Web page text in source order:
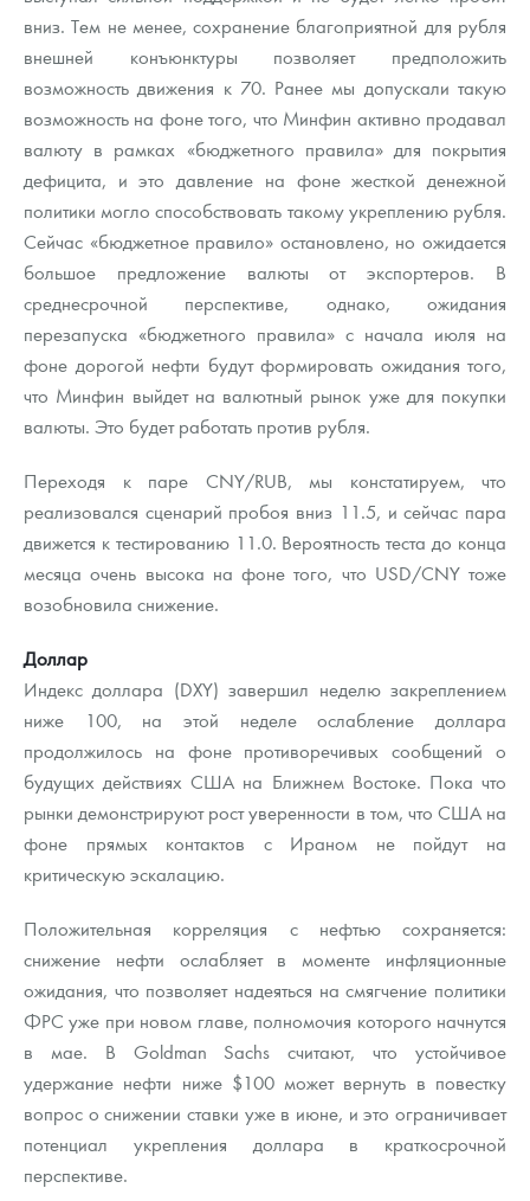
вниз. Тем не менее, сохранение благоприятной для рубля
внешней конъюнктуры позволяет предположить
возможность движения к 70. Ранее мы допускали такую
возможность на фоне того, что Минфин активно продавал
валюту в рамках «бюджетного правила» для покрытия
дефицита, и это давление на фоне жесткой денежной
политики могло способствовать такому укреплению рубля.
Сейчас «бюджетное правило» остановлено, но ожидается
большое предложение валюты от экспортеров. В
среднесрочной перспективе, однако, ожидания
перезапуска «бюджетного правила» с начала июля на
фоне дорогой нефти будут формировать ожидания того,
что Минфин выйдет на валютный рынок уже для покупки
валюты. Это будет работать против рубля.
Переходя к паре CNY/RUB, мы констатируем, что
реализовался сценарий пробоя вниз 11.5, и сейчас пара
движется к тестированию 11.0. Вероятность теста до конца
месяца очень высока на фоне того, что USD/CNY тоже
возобновила снижение.
Доллар
Индекс доллара (DXY) завершил неделю закреплением
ниже 100, на этой неделе ослабление доллара
продолжилось на фоне противоречивых сообщений о
будущих действиях США на Ближнем Востоке. Пока что
рынки демонстрируют рост уверенности в том, что США на
фоне прямых контактов с Ираном не пойдут на
критическую эскалацию.
Положительная корреляция с нефтью сохраняется:
снижение нефти ослабляет в моменте инфляционные
ожидания, что позволяет надеяться на смягчение политики
ФРС уже при новом главе, полномочия которого начнутся
в мае. В Goldman Sachs считают, что устойчивое
удержание нефти ниже $100 может вернуть в повестку
вопрос о снижении ставки уже в июне, и это ограничивает
потенциал укрепления доллара в краткосрочной
перспективе.